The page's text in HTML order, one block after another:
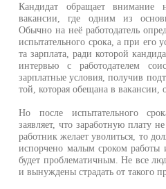
Кандидат обращает
вакансии, где одним из
Обычно на неё работодатель
испытательного срока, а при его
та зарплата, ради которой
интервью с работодателем
зарплатные условия, получив
той, которая обещана в вакансии,
Но после испытательного
заявляет, что заработную плату
работник желает уволиться, то
испорчено малым сроком работы
будет проблематичным. Не все
и вынуждены страдать от такого